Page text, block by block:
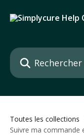
Rechercher un
Toutes les collections
Suivre ma commande